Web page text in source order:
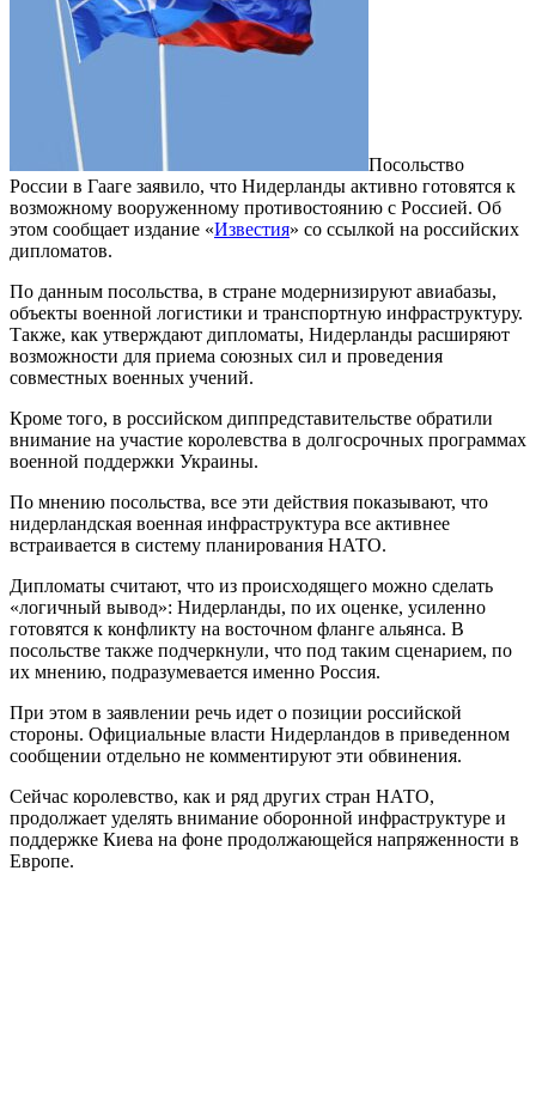
Посольство
России в Гааге заявило, что Нидерланды активно готовятся к
возможному вооруженному противостоянию с Россией. Об
этом сообщает издание «Известия» со ссылкой на российских
дипломатов.
По данным посольства, в стране модернизируют авиабазы,
объекты военной логистики и транспортную инфраструктуру.
Также, как утверждают дипломаты, Нидерланды расширяют
возможности для приема союзных сил и проведения
совместных военных учений.
Кроме того, в российском диппредставительстве обратили
внимание на участие королевства в долгосрочных программах
военной поддержки Украины.
По мнению посольства, все эти действия показывают, что
нидерландская военная инфраструктура все активнее
встраивается в систему планирования НАТО.
Дипломаты считают, что из происходящего можно сделать
«логичный вывод»: Нидерланды, по их оценке, усиленно
готовятся к конфликту на восточном фланге альянса. В
посольстве также подчеркнули, что под таким сценарием, по
их мнению, подразумевается именно Россия.
При этом в заявлении речь идет о позиции российской
стороны. Официальные власти Нидерландов в приведенном
сообщении отдельно не комментируют эти обвинения.
Сейчас королевство, как и ряд других стран НАТО,
продолжает уделять внимание оборонной инфраструктуре и
поддержке Киева на фоне продолжающейся напряженности в
Европе.